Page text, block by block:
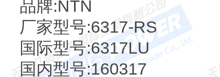
品牌:NTN
厂家型号:6317-RS
国际型号:6317LU
国内型号:160317